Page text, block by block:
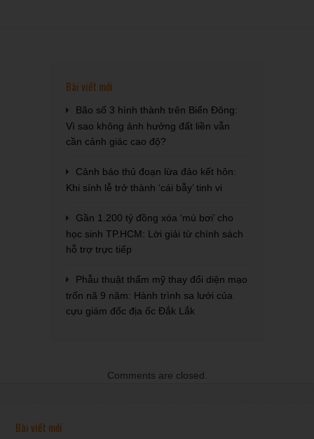
Bài viết mới
Bão số 3 hình thành trên Biển Đông:
Vì sao không ảnh hưởng đất liền vẫn
cần cảnh giác cao độ?
Cảnh báo thủ đoạn lừa đảo kết hôn:
Khi sính lễ trở thành ‘cái bẫy’ tinh vi
Gần 1.200 tỷ đồng xóa ‘mù bơi’ cho
học sinh TP.HCM: Lời giải từ chính sách
hỗ trợ trực tiếp
Phẫu thuật thẩm mỹ thay đổi diện mạo
trốn nã 9 năm: Hành trình sa lưới của
cựu giám đốc địa ốc Đắk Lắk
Comments are closed.
Bài viết mới